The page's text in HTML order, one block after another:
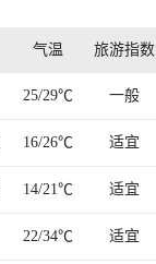
气温 旅游指数
25/29℃ 一般
16/26℃ 适宜
14/21℃ 适宜
22/34℃ 适宜